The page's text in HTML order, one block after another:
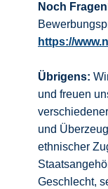
Noch
https://
Übrigens:
und freuen
und
ethnischer
Geschlecht,